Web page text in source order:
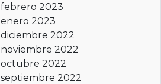
febrero 2023
enero 2023
diciembre 2022
noviembre 2022
octubre 2022
septiembre 2022